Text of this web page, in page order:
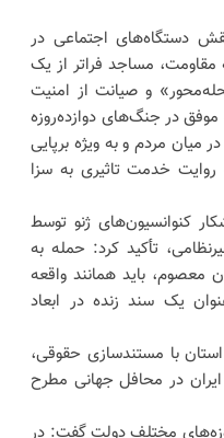
دستگاه‌های اجتماعی در
مساجد فراتر از یک
و صیانت از امنیت
در جنگ‌های دوازده‌روزه
میان مردم و به ویژه برپایی
روایت خدمت تاثیری به سزا
کنوانسیون‌های ژنو توسط
تأکید کرد: حمله به
معصوم، باید همانند واقعه
یک سند زنده در ابعاد
با مستندسازی حقوقی،
ایران در محافل جهانی مطرح